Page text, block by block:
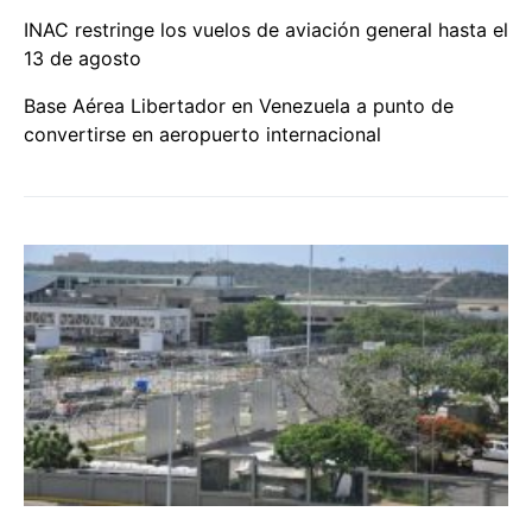
INAC restringe los vuelos de aviación general hasta el
13 de agosto
Base Aérea Libertador en Venezuela a punto de
convertirse en aeropuerto internacional